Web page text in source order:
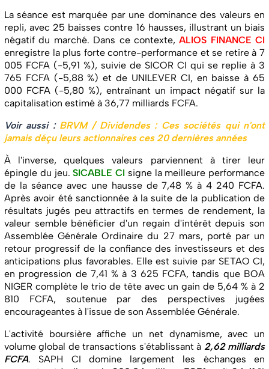
La séance est marquée par une dominance des valeurs en
repli, avec 25 baisses contre 16 hausses, illustrant un biais
négatif du marché. Dans ce contexte,ALIOS FINANCE CI
enregistre la plus forte contre-performance et se retire à 7
005 FCFA (-5,91 %), suivie de SICOR CI qui se replie à 3
765 FCFA (-5,88 %) et de UNILEVER CI, en baisse à 65
000 FCFA (-5,80 %), entraînant un impact négatif sur la
capitalisation estimé à 36,77 milliards FCFA.
Voir aussi : BRVM / Dividendes : Ces sociétés qui n'ont
jamais déçu leurs actionnaires ces 20 dernières années
À l'inverse, quelques valeurs parviennent à tirer leur
épingle du jeu.SICABLE CI signe la meilleure performance
de la séance avec une hausse de 7,48 % à 4 240 FCFA.
Après avoir été sanctionnée à la suite de la publication de
résultats jugés peu attractifs en termes de rendement, la
valeur semble bénéficier d'un regain d'intérêt depuis son
Assemblée Générale Ordinaire du 27 mars, porté par un
retour progressif de la confiance des investisseurs et des
anticipations plus favorables. Elle est suivie par SETAO CI,
en progression de 7,41 % à 3 625 FCFA, tandis que BOA
NIGER complète le trio de tête avec un gain de 5,64 % à 2
810 FCFA, soutenue par des perspectives jugées
encourageantes à l'issue de son Assemblée Générale.
L'activité boursière affiche un net dynamisme, avec un
volume global de transactions s'établissant à 2,62 milliards
FCFA. SAPH CI domine largement les échanges en